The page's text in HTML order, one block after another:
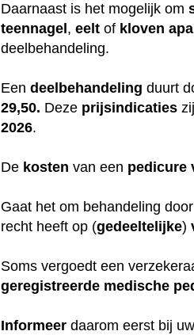
Daarnaast is het mogelijk om
teennagel ,eelt of kloven
deelbehandeling.
Eendeelbehandeling duurt
29,50. Deze prijsindicaties
2026.
De kosten van een pedicure
Gaat het om behandeling
recht heeft op (gedeeltelijke)
Soms vergoedt een
geregistreerde medische
Informeer daarom eerst bij